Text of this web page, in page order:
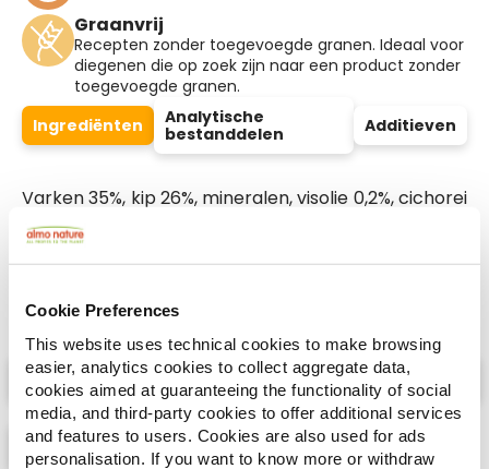
Cookie Preferences
This website uses technical cookies to make browsing
easier, analytics cookies to collect aggregate data,
cookies aimed at guaranteeing the functionality of social
media, and third-party cookies to offer additional services
and features to users. Cookies are also used for ads
personalisation. If you want to know more or withdraw
Graanvrij
Recepten zonder toegevoegde granen. Ideaal voor
diegenen die op zoek zijn naar een product zonder
toegevoegde granen.
Ingrediënten
Analytische
bestanddelen
Additieven
Varken 35%, kip 26%, mineralen, visolie 0,2%, cichorei
0,1%, rozemarijn 0,1%.
Select a tab